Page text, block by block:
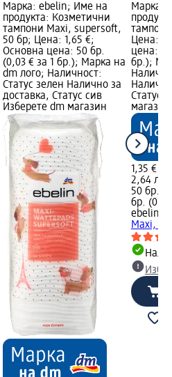
Марка: ebelin; Име на
продукта: Козметични
тампони Maxi, supersoft,
50 бр; Цена: 1,65 €;
Основна цена: 50 бр.
(0,03 € за 1 бр.); Марка на
dm лого; Наличност:
Статус зелен Налично за
доставка, Статус сив
Изберете dm магазин
Марка:
Цена:
цена:
бр.);
Статус
магазин
1,35 €
2,64 лв.
50 бр.
бр.
ebelin
Maxi, 50